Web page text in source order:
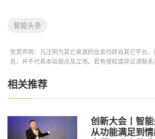
智能头条
免责声明：凡注明为其它来源的信息均转自其它平台
息，并不代表本站观点及立场。若有侵权或异议请联系
相关推荐
创新大会丨智能
从功能满足到